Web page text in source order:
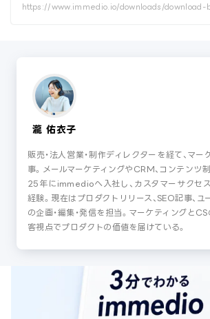
す。
https://www.immedio.io/downloads/download-
瀧 佑衣子
販売・法人営業・制作ディレクターを経て、マー
事。メールマーケティングやCRM、コンテンツ
25年にimmedioへ入社し、カスタマーサクセ
経験。現在はプロダクトリリース、SEO記事、
の企画・編集・発信を担当。マーケティングと
客視点でプロダクトの価値を届けている。